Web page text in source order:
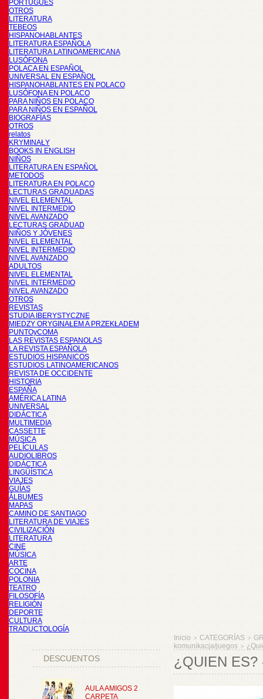
PORTUGUÉS
OTROS
LITERATURA
TEBEOS
HISPANOHABLANTES
LITERATURA ESPAÑOLA
LITERATURA LATINOAMERICANA
LUSÓFONA
POLACA EN ESPAÑOL
UNIVERSAL EN ESPAÑOL
HISPANOHABLANTES EN POLACO
LUSÓFONA EN POLACO
PARA NIÑOS EN POLACO
PARA NIÑOS EN ESPAÑOL
BIOGRAFÍAS
OTROS
relatos
KRYMINAŁY
BOOKS IN ENGLISH
NIÑOS
LITERATURA EN ESPAÑOL
METODOS
LITERATURA EN POLACO
LECTURAS GRADUADAS
NIVEL ELEMENTAL
NIVEL INTERMEDIO
NIVEL AVANZADO
LECTURAS GRADUAD
NIÑOS Y JÓVENES
NIVEL ELEMENTAL
NIVEL INTERMEDIO
NIVEL AVANZADO
ADULTOS
NIVEL ELEMENTAL
NIVEL INTERMEDIO
NIVEL AVANZADO
OTROS
REVISTAS
STUDIA IBERYSTYCZNE
MIĘDZY ORYGINAŁEM A PRZEKŁADEM
PUNTOyCOMA
LAS REVISTAS ESPANOLAS
LA REVISTA ESPAÑOLA
ESTUDIOS HISPANICOS
ESTUDIOS LATINOAMERICANOS
REVISTA DE OCCIDENTE
HISTORIA
ESPAÑA
AMÉRICA LATINA
UNIVERSAL
DIDÁCTICA
MULTIMEDIA
CASSETTE
MÚSICA
PELÍCULAS
AUDIOLIBROS
DIDÁCTICA
LINGÜÍSTICA
VIAJES
GUÍAS
ÁLBUMES
MAPAS
CAMINO DE SANTIAGO
LITERATURA DE VIAJES
CIVILIZACIÓN
LITERATURA
CINE
MÚSICA
ARTE
COCINA
POLONIA
TEATRO
FILOSOFÍA
RELIGIÓN
DEPORTE
CULTURA
TRADUCTOLOGÍA
DESCUENTOS
AULA AMIGOS 2
CARPETA
Inicio > CATEGORÍAS >
komunikacja/juegos >
¿QUIEN ES?